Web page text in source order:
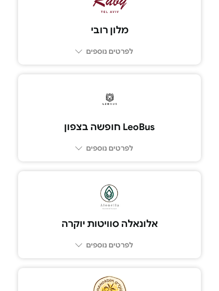
מלון רובי
לפרטים נוספים
LeoBus חופשה בצפון
לפרטים נוספים
‎אלונאלה סוויטות יוקרה
לפרטים נוספים